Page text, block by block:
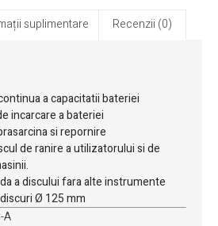
suplimentare Recenzii (0)
a capacitatii bateriei
incarcare a bateriei
si repornire
de ranire a utilizatorului si de
a discului fara alte instrumente
Ø 125 mm
A